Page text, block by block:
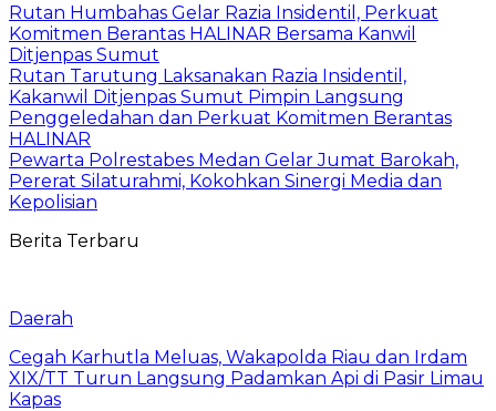
Rutan Humbahas Gelar Razia Insidentil, Perkuat
Komitmen Berantas HALINAR Bersama Kanwil
Ditjenpas Sumut
Rutan Tarutung Laksanakan Razia Insidentil,
Kakanwil Ditjenpas Sumut Pimpin Langsung
Penggeledahan dan Perkuat Komitmen Berantas
HALINAR
Pewarta Polrestabes Medan Gelar Jumat Barokah,
Pererat Silaturahmi, Kokohkan Sinergi Media dan
Kepolisian
Berita Terbaru
Daerah
Cegah Karhutla Meluas, Wakapolda Riau dan Irdam
XIX/TT Turun Langsung Padamkan Api di Pasir Limau
Kapas